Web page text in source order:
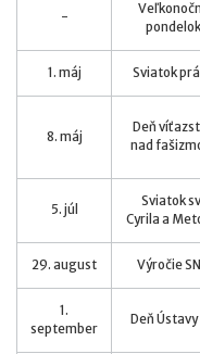
-
pondelok
1. máj Sviatok
8. máj
Deň
nad
5. júl
Sviatok
Cyrila a
29. august Výročie
1.
september
Deň Ústavy